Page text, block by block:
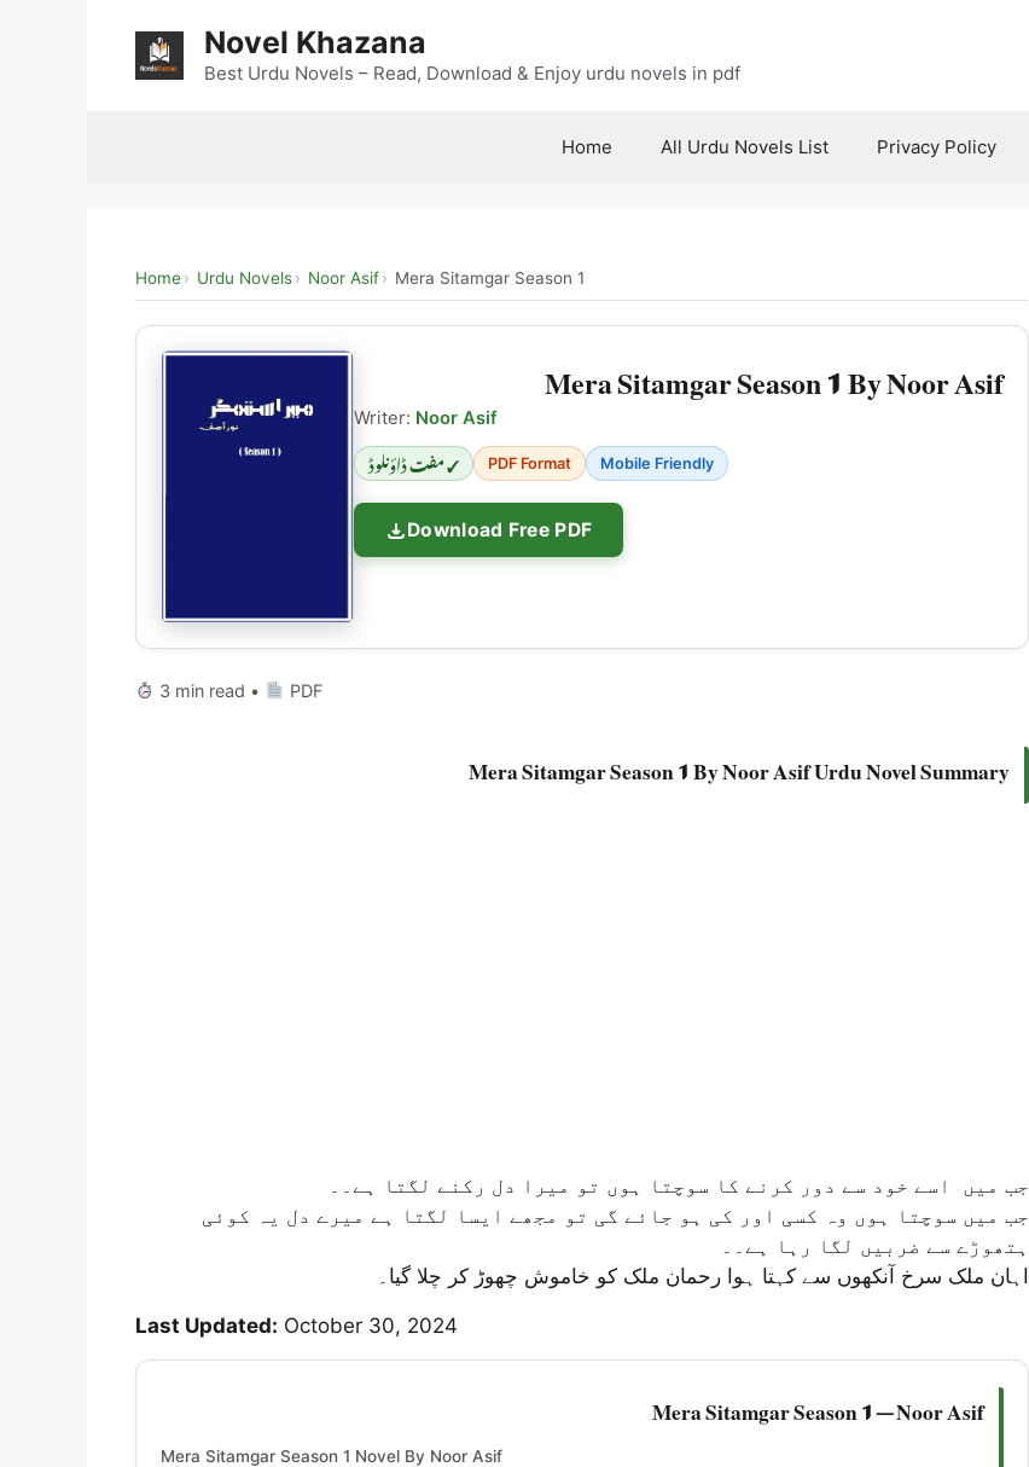
Novel Khazana
Best Urdu Novels – Read, Download & Enjoy urdu novels in pdf
Home All Urdu Novels List Privacy Policy
Home Urdu Novels Noor Asif Mera Sitamgar Season 1
Mera Sitamgar Season 1 By Noor Asif
Writer: Noor Asif
✓ مفت ڈاؤنلوڈ PDF Format Mobile Friendly
Download Free PDF
3 min read • PDF
Mera Sitamgar Season 1 By Noor Asif Urdu Novel Summary
جب میں اسے خود سے دور کرنے کا سوچتا ہوں تو میرا دل رکنے لگتا ہے۔۔
ہتھوڑے سے ضربیں لگا رہا ہے۔۔
اہان ملک سرخ آنکھوں سے کہتا ہوا رحمان ملک کو خاموش چھوڑ کر چلا گیا۔
Last Updated: October 30, 2024
Mera Sitamgar Season 1 — Noor Asif
Mera Sitamgar Season 1 Novel By Noor Asif